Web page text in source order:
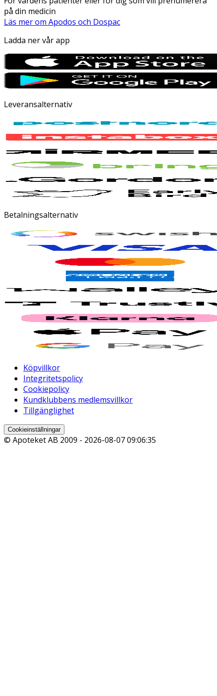
på din medicin
Läs mer om Apodos och Dospac
Ladda ner vår app
Leveransalternativ
Betalningsalternativ
Köpvillkor
Integritetspolicy
Cookiepolicy
Kundklubbens medlemsvillkor
Tillgänglighet
Cookieinställningar
© Apoteket AB 2009 - 2026-08-07 09:06:35